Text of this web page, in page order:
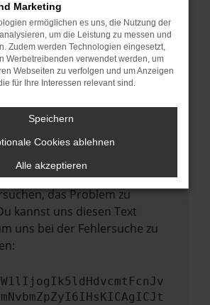
dass dein Browser und dein
auf dem neuesten Stand
birgt nicht nur ein
sondern kann auch dazu
bestimmte Funktionen nicht
werden.
an den Webseitenbetreiber.
oben genannten Schritte
kontaktiere uns bitte. Wir
das Problem zu
kannst uns diesen Text
uns bei der Fehlersuche zu
Marketing
ermöglichen es uns, die Nutzung der
um die Leistung zu messen und
Zudem werden Technologien eingesetzt,
Werbetreibenden verwendet werden, um
Webseiten zu verfolgen und um Anzeigen
für Ihre Interessen relevant sind.
Speichern
Cookies ablehnen
Alle akzeptieren